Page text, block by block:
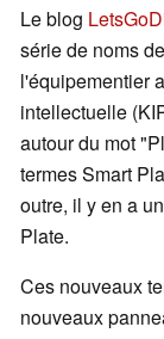
Le blog
série de noms
l'équipementier
intellectuelle
autour du mot
termes Smart
outre, il y en a
Plate.
Ces nouveaux
nouveaux